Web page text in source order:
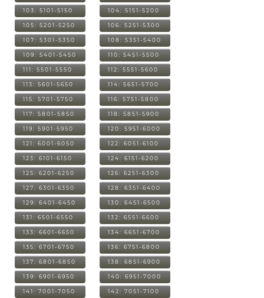
103: 5101-5150 104: 5151-5200
105: 5201-5250 106: 5251-5300
107: 5301-5350 108: 5351-5400
109: 5401-5450 110: 5451-5500
111: 5501-5550 112: 5551-5600
113: 5601-5650 114: 5651-5700
115: 5701-5750 116: 5751-5800
117: 5801-5850 118: 5851-5900
119: 5901-5950 120: 5951-6000
121: 6001-6050 122: 6051-6100
123: 6101-6150 124: 6151-6200
125: 6201-6250 126: 6251-6300
127: 6301-6350 128: 6351-6400
129: 6401-6450 130: 6451-6500
131: 6501-6550 132: 6551-6600
133: 6601-6650 134: 6651-6700
135: 6701-6750 136: 6751-6800
137: 6801-6850 138: 6851-6900
139: 6901-6950 140: 6951-7000
141: 7001-7050 142: 7051-7100